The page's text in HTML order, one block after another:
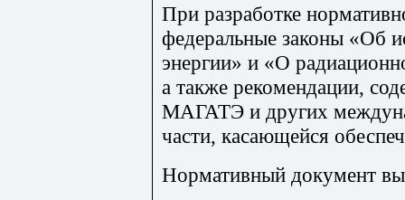
При разработке
федеральные законы «Об
энергии» и «О
а также рекомендации,
МАГАТЭ и других
части, касающейся
Нормативный документ